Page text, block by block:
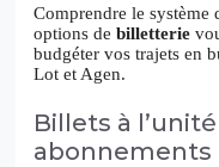
Comprendre le système
options de billetterie
budgéter vos trajets en
Lot et Agen.
Billets à
abonnements